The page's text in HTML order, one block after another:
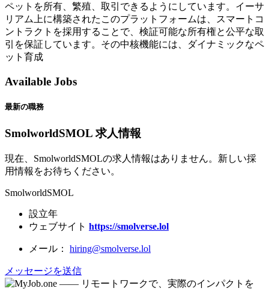
ペットを所有、繁殖、取引できるようにしています。イーサ
リアム上に構築されたこのプラットフォームは、スマートコ
ントラクトを採用することで、検証可能な所有権と公平な取
引を保証しています。その中核機能には、ダイナミックなペ
ット育成
Available Jobs
最新の職務
SmolworldSMOL 求人情報
現在、SmolworldSMOLの求人情報はありません。新しい採
用情報をお待ちください。
SmolworldSMOL
設立年
ウェブサイト https://smolverse.lol
メール： hiring@smolverse.lol
メッセージを送信